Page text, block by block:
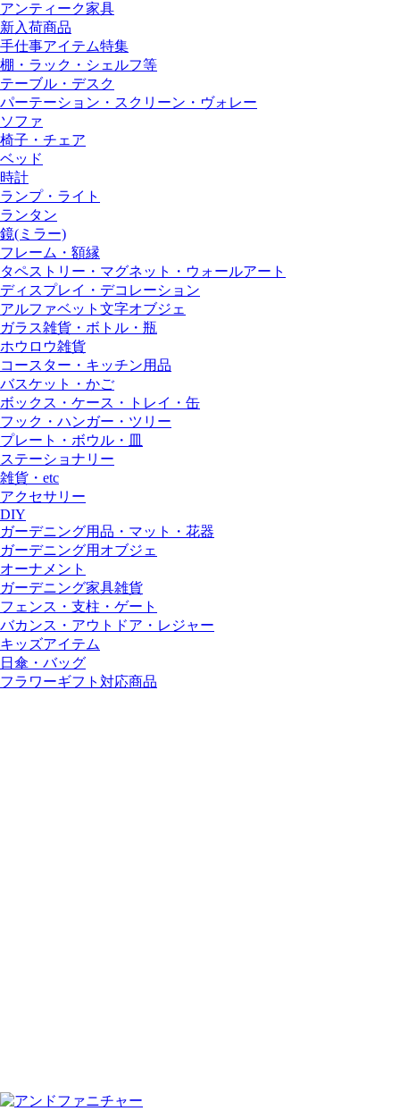
アンティーク家具
新入荷商品
手仕事アイテム特集
棚・ラック・シェルフ等
テーブル・デスク
パーテーション・スクリーン・ヴォレー
ソファ
椅子・チェア
ベッド
時計
ランプ・ライト
ランタン
鏡(ミラー)
フレーム・額縁
タペストリー・マグネット・ウォールアート
ディスプレイ・デコレーション
アルファベット文字オブジェ
ガラス雑貨・ボトル・瓶
ホウロウ雑貨
コースター・キッチン用品
バスケット・かご
ボックス・ケース・トレイ・缶
フック・ハンガー・ツリー
プレート・ボウル・皿
ステーショナリー
雑貨・etc
アクセサリー
DIY
ガーデニング用品・マット・花器
ガーデニング用オブジェ
オーナメント
ガーデニング家具雑貨
フェンス・支柱・ゲート
バカンス・アウトドア・レジャー
キッズアイテム
日傘・バッグ
フラワーギフト対応商品